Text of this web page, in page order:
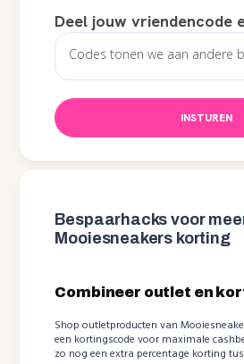
Deel jouw vriendencode
INSTUREN
Bespaarhacks voor
Mooiesneakers korting
Combineer outlet en
Shop outletproducten van
een kortingscode voor maximale
zo nog een extra percentage korting